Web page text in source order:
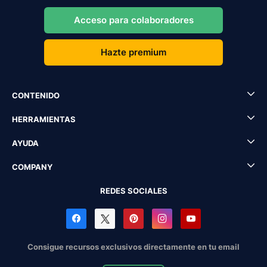
Acceso para colaboradores
Hazte premium
CONTENIDO
HERRAMIENTAS
AYUDA
COMPANY
REDES SOCIALES
Consigue recursos exclusivos directamente en tu email